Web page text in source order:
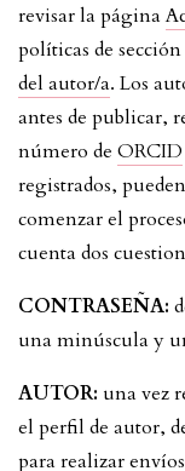
revisar la página
políticas de
del autor/a. Los
antes de publicar,
número de ORCID
registrados,
comenzar el
cuenta dos
CONTRASEÑA:
una minúscula y
AUTOR: una vez
el perfil de autor,
para realizar